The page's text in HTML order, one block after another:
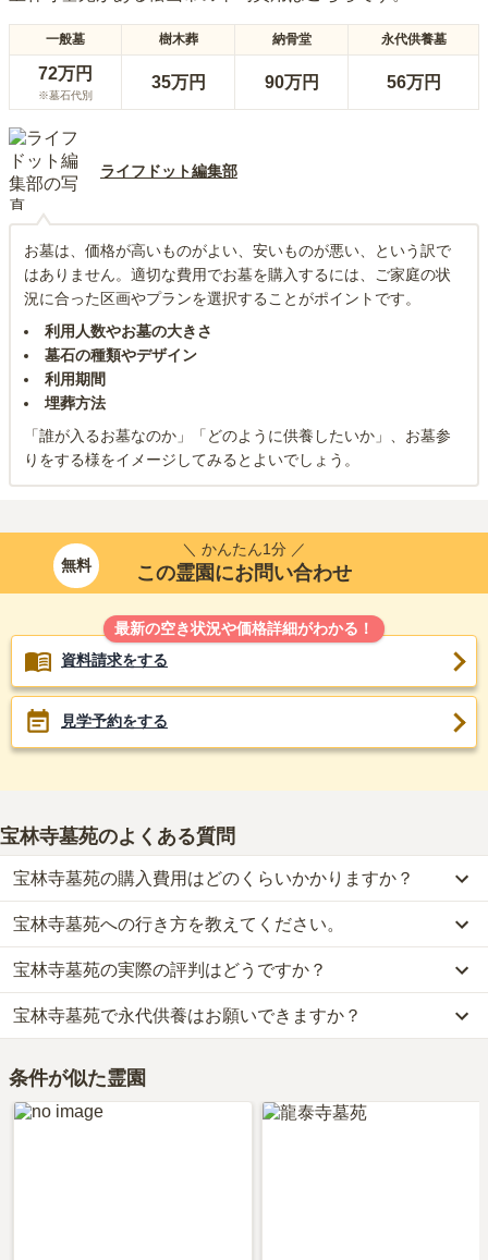
一般墓 樹木葬 納骨堂 永代供養墓
72万円
※墓石代別
35万円 90万円 56万円
ライフドット編集部
お墓は、価格が高いものがよい、安いものが悪い、という訳で
はありません。適切な費用でお墓を購入するには、ご家庭の状
況に合った区画やプランを選択することがポイントです。
利用人数やお墓の大きさ
墓石の種類やデザイン
利用期間
埋葬方法
「誰が入るお墓なのか」「どのように供養したいか」、お墓参
りをする様をイメージしてみるとよいでしょう。
無料
＼ かんたん1分 ／
この霊園にお問い合わせ
最新の空き状況や価格詳細がわかる！
資料請求をする
見学予約をする
宝林寺墓苑のよくある質問
宝林寺墓苑の購入費用はどのくらいかかりますか？
宝林寺墓苑では、一般墓が約70万円(墓石代別)から、永代供養墓が
約30万円からお求めいただけます。
なお、宝林寺墓苑がある愛媛県の相場は、一般墓が約72万円（墓石
代別途）、永代供養墓が約56万円です。
お墓は、価格が高いものがよい、安いものが悪い、という訳ではあ
きる場所を選ぶことです。
宝林寺墓苑への行き方を教えてください。
公共交通機関の場合、伊予鉄道本町線「本町五丁目駅」から徒歩約
2分・伊予鉄道バスに乗車、「本町五バス停」下車徒歩約3分です。
車の場合、松山自動車道「松山インター」から車で約23分です。
詳しいルートや地図は、本ページの「地図・交通アクセス」欄をご
確認ください。
宝林寺墓苑の実際の評判はどうですか？
宝林寺墓苑の口コミはまだ投稿されておりません。
口コミはあくまで一つの目安です。資料請求や現地見学を通して、
ご自身の目で雰囲気を確認してみることをおすすめします。
宝林寺墓苑で永代供養はお願いできますか？
費用は、約30万円からとなっております。
宝林寺墓苑がある愛媛県の永代供養墓の相場価格は、約56万円で
条件が似た霊園